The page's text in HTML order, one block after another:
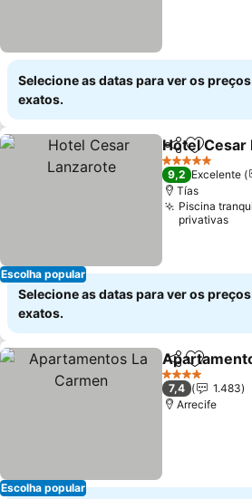
Selecione as datas para ver os preços
exatos.
Escolha popular
Partilhar
Hotel Cesar
5 Estrelas
9,2 Excelente
Tías
Piscina
privativas
Selecione as datas para ver os preços
exatos.
Escolha popular
Partilhar
4 Estrelas
7,4
1.483
Arrecife